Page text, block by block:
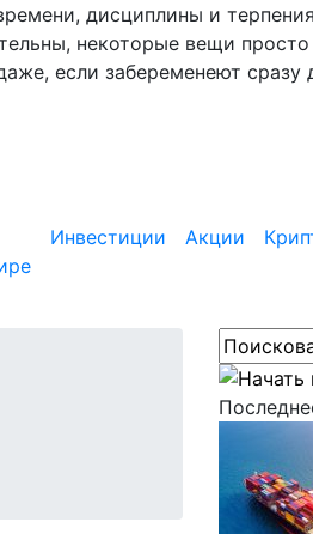
дисциплины и
некоторые вещи
если забеременеют сразу
Инвестиции Акции